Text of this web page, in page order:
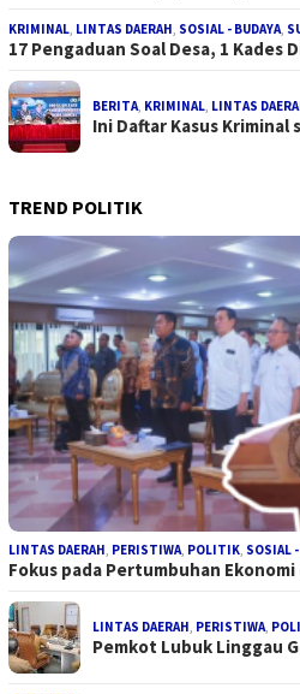
KRIMINAL, LINTAS DAERAH, SOSIAL - BUDAYA,
17 Pengaduan Soal Desa, 1 Kades
BERITA, KRIMINAL, LINTAS
Ini Daftar Kasus
TREND POLITIK
LINTAS DAERAH, PERISTIWA, POLITIK, SOSIAL
Fokus pada Pertumbuhan
LINTAS DAERAH, PERISTIWA,
Pemkot Lubuk Linggau